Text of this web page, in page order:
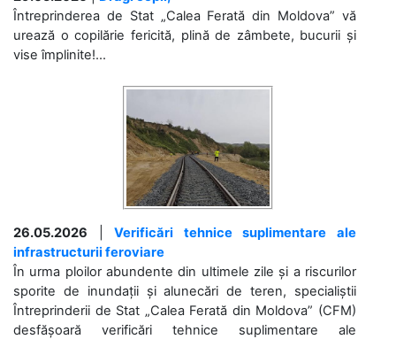
Întreprinderea de Stat „Calea Ferată din Moldova” vă
urează o copilărie fericită, plină de zâmbete, bucurii și
vise împlinite!...
26.05.2026 |Verificări tehnice suplimentare ale
infrastructurii feroviare
În urma ploilor abundente din ultimele zile și a riscurilor
sporite de inundații și alunecări de teren, specialiștii
Întreprinderii de Stat „Calea Ferată din Moldova” (CFM)
desfășoară verificări tehnice suplimentare ale